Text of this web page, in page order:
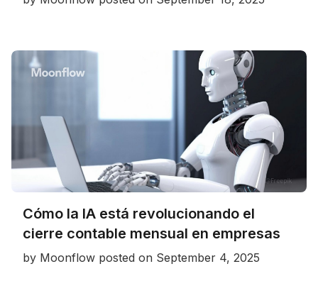
Cómo la IA está revolucionando el
cierre contable mensual en empresas
by Moonflow posted on September 4, 2025